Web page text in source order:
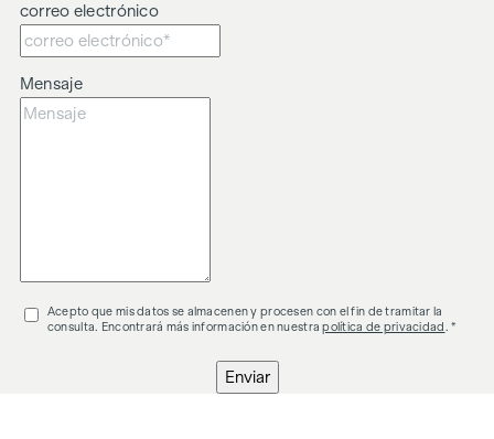
correo electrónico
Mensaje
Acepto que mis datos se almacenen y procesen con el fin de tramitar la
consulta. Encontrará más información en nuestrapolítica de privacidad . *
Enviar